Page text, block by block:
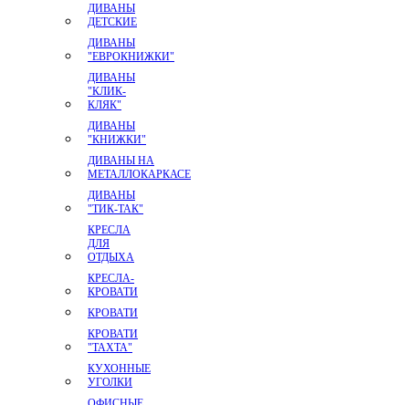
ДИВАНЫ
ДЕТСКИЕ
ДИВАНЫ
"ЕВРОКНИЖКИ"
ДИВАНЫ
"КЛИК-
КЛЯК"
ДИВАНЫ
"КНИЖКИ"
ДИВАНЫ НА
МЕТАЛЛОКАРКАСЕ
ДИВАНЫ
"ТИК-ТАК"
КРЕСЛА
ДЛЯ
ОТДЫХА
КРЕСЛА-
КРОВАТИ
КРОВАТИ
КРОВАТИ
"ТАХТА"
КУХОННЫЕ
УГОЛКИ